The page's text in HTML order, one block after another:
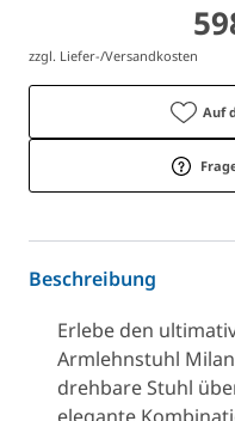
zzgl. Liefer-/Versandkosten
Auf
Beschreibung
Erlebe den
Armlehnstuhl
drehbare Stuhl